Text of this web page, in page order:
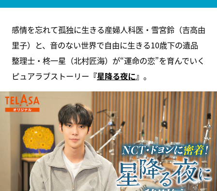
感情を忘れて孤独に生きる産婦人科医・雪宮鈴（吉高由
里子）と、音のない世界で自由に生きる10歳下の遺品
整理士・柊一星（北村匠海）が“運命の恋”を育んでいく
ピュアラブストーリー 『星降る夜に』 。